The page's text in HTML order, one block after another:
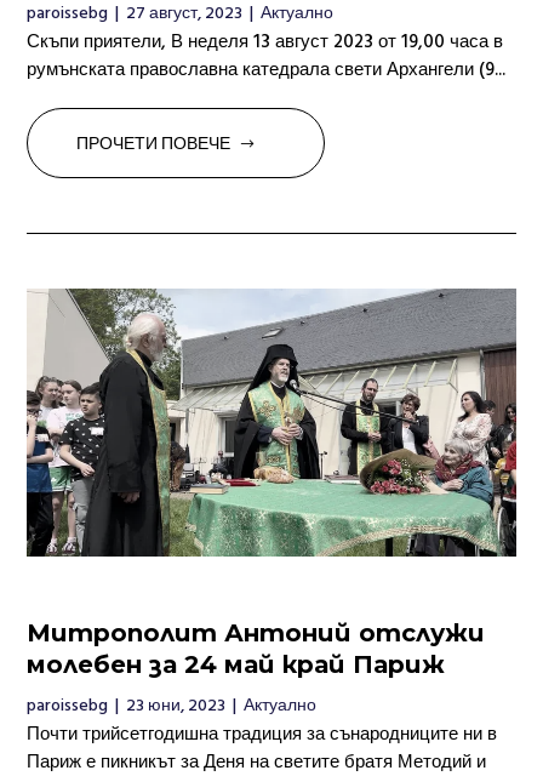
paroissebg | 27 август, 2023 | Актуално
Скъпи приятели, В неделя 13 август 2023 от 19,00 часа в
румънската православна катедрала свети Архангели (9...
ПРОЧЕТИ ПОВЕЧЕ
Митрополит Антоний отслужи
молебен за 24 май край Париж
paroissebg | 23 юни, 2023 | Актуално
Почти трийсетгодишна традиция за сънародниците ни в
Париж е пикникът за Деня на светите братя Методий и